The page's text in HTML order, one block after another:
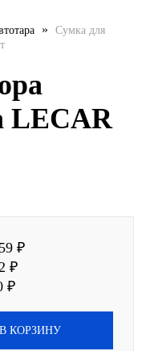
»
Сумка для
LECAR
₽
₽
₽
В КОРЗИНУ